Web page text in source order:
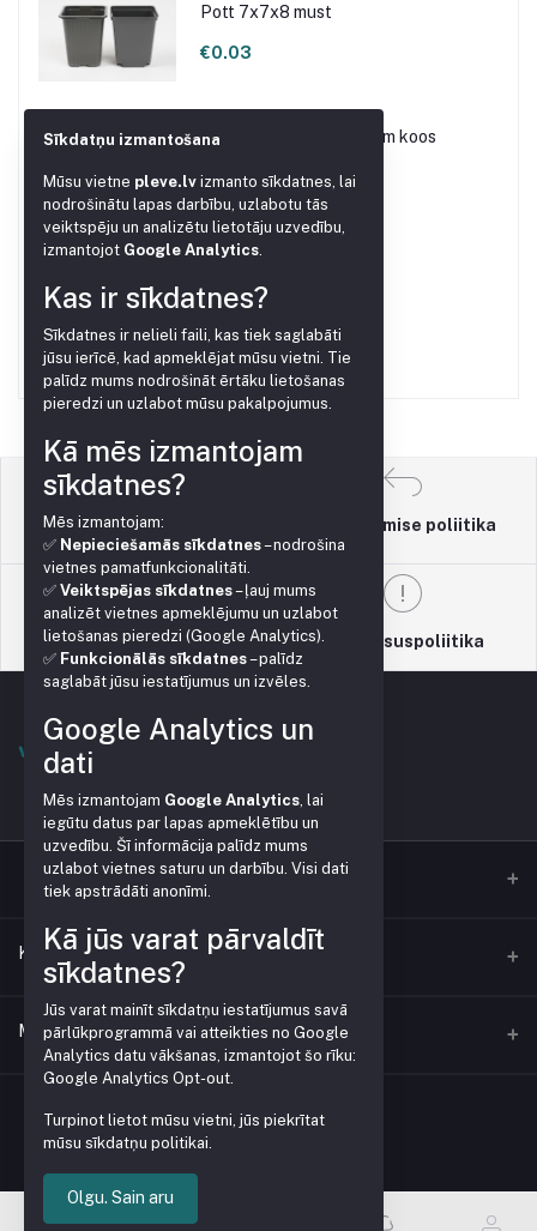
Pott 7x7x8 must
€0.03
Mikrolaineahju nõel 15cm koos
€0.10
kompensaatoriga
€0.20
Kasutustingimused
Tagastamise poliitika
Toetuspoliitika Privaatsuspoliitika
Kontaktid
Aadress
Telefon
veikals@pleve.lv
Minu konto
Tellimuste ajalugu
Minu soovinimekiri
Sīkdatņu izmantošana
Mūsu vietne pleve.lv izmanto sīkdatnes, lai
nodrošinātu lapas darbību, uzlabotu tās
veiktspēju un analizētu lietotāju uzvedību,
izmantojot Google Analytics
Kas ir sīkdatnes?
Sīkdatnes ir nelieli faili, kas tiek saglabāti
jūsu ierīcē, kad apmeklējat mūsu vietni. Tie
palīdz mums nodrošināt ērtāku lietošanas
pieredzi un uzlabot mūsu pakalpojumus.
Kā mēs izmantojam
sīkdatnes?
Mēs izmantojam:
✅ Nepieciešamās sīkdatnes– nodrošina
vietnes pamatfunkcionalitāti.
✅ Veiktspējas sīkdatnes– ļauj mums
analizēt vietnes apmeklējumu un uzlabot
lietošanas pieredzi (Google Analytics).
✅ Funkcionālās sīkdatnes– palīdz
saglabāt jūsu iestatījumus un izvēles.
Google Analytics un
dati
Mēs izmantojam Google Analytics , lai
iegūtu datus par lapas apmeklētību un
uzvedību. Šī informācija palīdz mums
uzlabot vietnes saturu un darbību. Visi dati
tiek apstrādāti anonīmi.
Kā jūs varat pārvaldīt
sīkdatnes?
Jūs varat mainīt sīkdatņu iestatījumus savā
pārlūkprogrammā vai atteikties no Google
Analytics datu vākšanas, izmantojot šo rīku:
Google Analytics Opt-out
Turpinot lietot mūsu vietni, jūs piekrītat
mūsu sīkdatņu politikai.
Olgu. Sain aru